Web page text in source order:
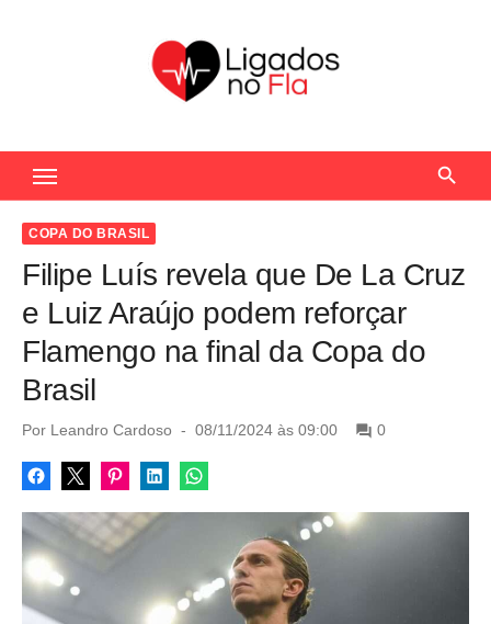
c
COPA DO BRASIL
Filipe Luís revela que De La Cruz
e Luiz Araújo podem reforçar
Flamengo na final da Copa do
Brasil
Por Leandro Cardoso
P
s
t
08/11/2024 às 09:00 0